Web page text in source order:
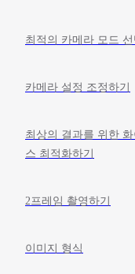
최적의 카메라 모드 선
카메라 설정 조정하기
최상의 결과를 위한
스 최적화하기
2프레임 촬영하기
이미지 형식